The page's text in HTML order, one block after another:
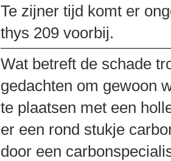
Te zijner tijd komt er
thys 209 voorbij.
Wat betreft de schade
gedachten om gewoon
te plaatsen met een
er een rond stukje
door een